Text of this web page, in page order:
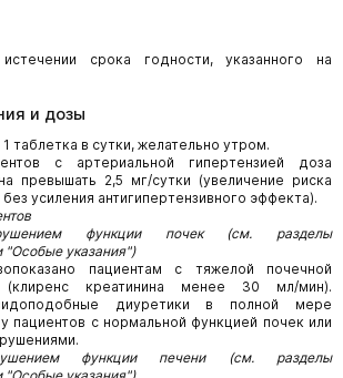
срока годности, указанного на
и дозы
таблетка в сутки, желательно утром.
с артериальной гипертензией доза
превышать 2,5 мг/сутки (увеличение риска
усиления антигипертензивного эффекта).
функции почек (см. разделы
"Особые указания")
пациентам с тяжелой почечной
(клиренс креатинина менее 30 мл/мин).
диуретики в полной мере
пациентов с нормальной функцией почек или
функции печени (см. разделы